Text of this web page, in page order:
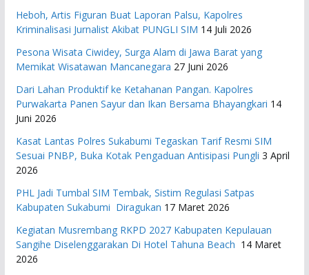
Heboh, Artis Figuran Buat Laporan Palsu, Kapolres
Kriminalisasi Jurnalist Akibat PUNGLI SIM 14 Juli 2026
Pesona Wisata Ciwidey, Surga Alam di Jawa Barat yang
Memikat Wisatawan Mancanegara 27 Juni 2026
Dari Lahan Produktif ke Ketahanan Pangan. Kapolres
Purwakarta Panen Sayur dan Ikan Bersama Bhayangkari 14
Juni 2026
Kasat Lantas Polres Sukabumi Tegaskan Tarif Resmi SIM
Sesuai PNBP, Buka Kotak Pengaduan Antisipasi Pungli 3 April
2026
PHL Jadi Tumbal SIM Tembak, Sistim Regulasi Satpas
Kabupaten Sukabumi Diragukan 17 Maret 2026
Kegiatan Musrembang RKPD 2027 ​Kabupaten Kepulauan
Sangihe Diselenggarakan Di Hotel Tahuna Beach 14 Maret
2026